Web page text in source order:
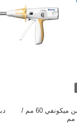
دباسة خطية بالمنظار الطبي من ميكونفي 60 مم /